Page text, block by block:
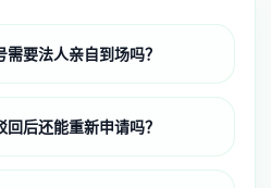
要法人亲自到场吗？
后还能重新申请吗？